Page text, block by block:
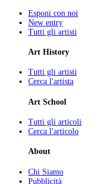
Esponi con noi
New entry
Tutti gli artisti
Art History
Tutti gli artisti
Cerca l'artista
Art School
Tutti gli articoli
Cerca l'articolo
About
Chi Siamo
Pubblicità